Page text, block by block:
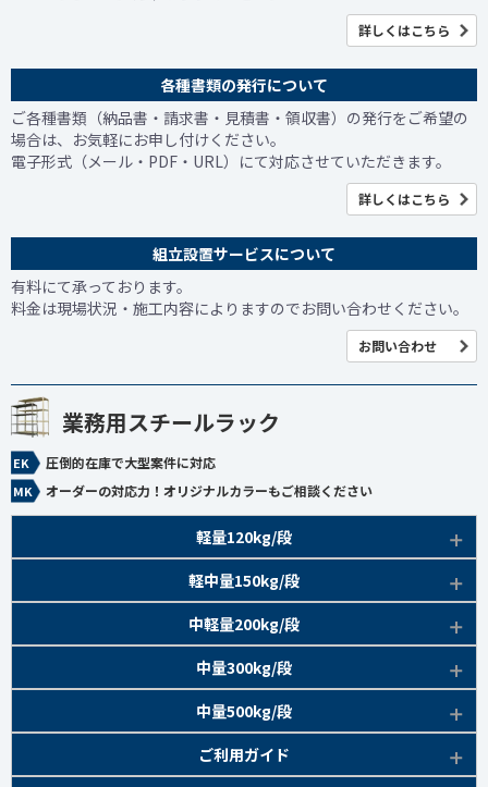
詳しくはこちら
各種書類の発行について
ご各種書類（納品書・請求書・見積書・領収書）の発行をご希望の
場合は、お気軽にお申し付けください。
電子形式（メール・PDF・URL）にて対応させていただきます。
詳しくはこちら
組立設置サービスについて
有料にて承っております。
料金は現場状況・施工内容によりますのでお問い合わせください。
お問い合わせ
業務用スチールラック
圧倒的在庫で大型案件に対応
オーダーの対応力！オリジナルカラーもご相談ください
軽量120kg/段
アイボリー、グレー
EK120kg/段アングルボルト 特長
EK120kg/段アングルセミボルト 特長
新セミボルト 特長
軽中量150kg/段
軽中量150kg/段 商品一覧
部材仕様図
中軽量200kg/段
EK200kg/段 商品一覧
部材仕様図
中量300kg/段
アイボリー・グリーン
EK300kg/段 商品一覧
中量500kg/段
アイボリー・グリーンご利用ガイド